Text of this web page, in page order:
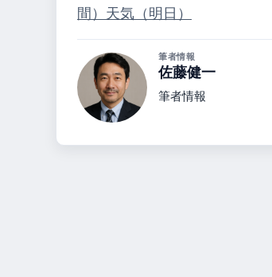
間） 天気（明日）
筆者情報
佐藤健一
筆者情報